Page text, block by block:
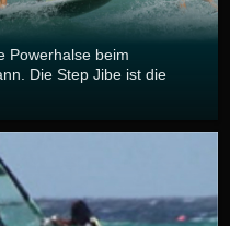
Powerhalse beim
Die Step Jibe ist die